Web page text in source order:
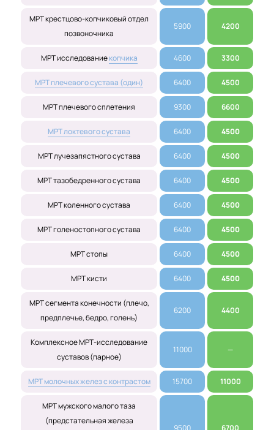
МРТ крестцово-копчиковый отдел
позвоночника
5900 4200
МРТ исследованиекопчика 4600 3300
МРТ плечевого сустава (один) 6400 4500
МРТ плечевого сплетения 9300 6600
МРТ локтевого сустава 6400 4500
МРТ лучезапястного сустава 6400 4500
МРТ тазобедренного сустава 6400 4500
МРТ коленного сустава 6400 4500
МРТ голеностопного сустава 6400 4500
МРТ стопы 6400 4500
МРТ кисти 6400 4500
МРТ сегмента конечности (плечо,
предплечье, бедро, голень)
6200 4400
Комплексное МРТ-исследование
суставов (парное)
11000 —
МРТ молочных желез с контрастом 15700 11000
МРТ мужского малого таза
(предстательная железа
9500 6700